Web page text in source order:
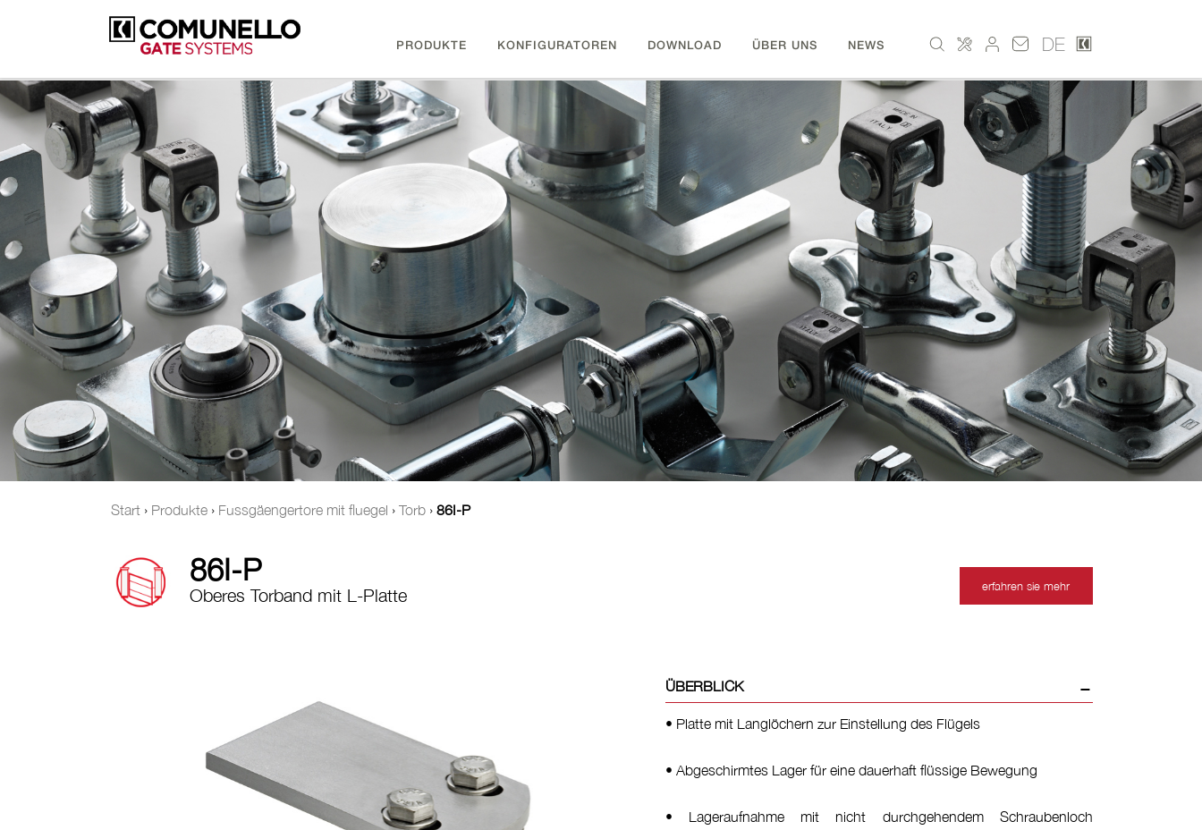
PRODUKTE KONFIGURATOREN DOWNLOAD ÜBER UNS NEWS DE
Start › Produkte › Fussgäengertore mit fluegel › Torb › 86I-P
86I-P
Oberes Torband mit L-Platte erfahren sie mehr
ÜBERBLICK
• Platte mit Langlöchern zur Einstellung des Flügels
• Abgeschirmtes Lager für eine dauerhaft flüssige Bewegung
• Lageraufnahme mit nicht durchgehendem Schraubenloch